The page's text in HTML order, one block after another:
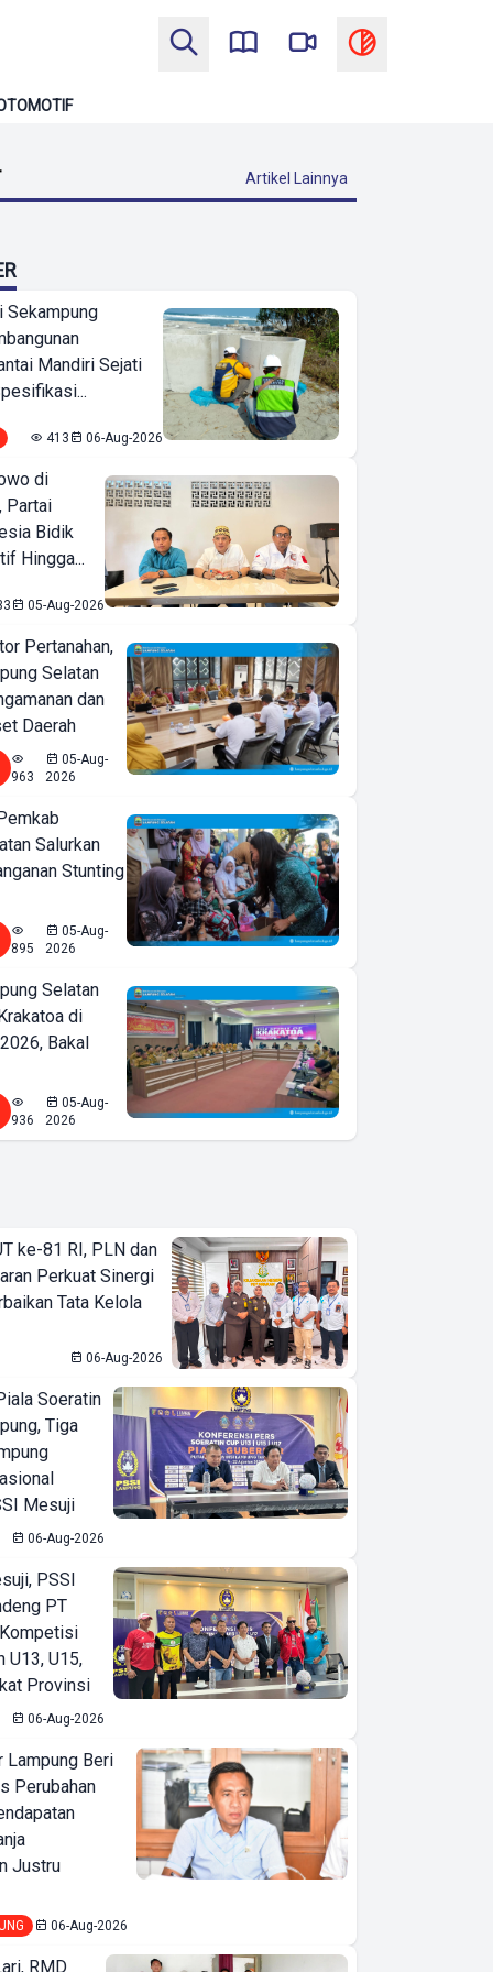
Artikel Lainnya
Sekampung
Mandiri Sejati
413 06-Aug-2026
di
Partai
Bidik
Hingga...
05-Aug-2026
Pertanahan,
Selatan
dan
Daerah
963
05-Aug-
2026
Salurkan
Stunting
895
05-Aug-
2026
Selatan
di
Bakal
936
05-Aug-
2026
ke-81 RI, PLN dan
Perkuat Sinergi
Tata Kelola
06-Aug-2026
Soeratin
Tiga
Mesuji
06-Aug-2026
PSSI
PT
U13, U15,
Provinsi
06-Aug-2026
Lampung Beri
Perubahan
Justru
06-Aug-2026
RMD